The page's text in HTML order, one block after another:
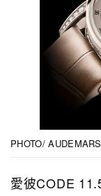
PHOTO/
愛彼CODE